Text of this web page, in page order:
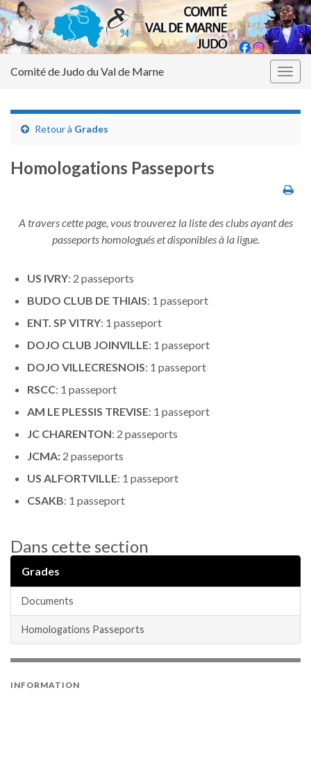
Comité de Judo du Val de Marne
Retour à Grades
Homologations Passeports
A travers cette page, vous trouverez la liste des clubs ayant des
passeports homologués et disponibles à la ligue.
US IVRY: 2 passeports
BUDO CLUB DE THIAIS: 1 passeport
ENT. SP VITRY: 1 passeport
DOJO CLUB JOINVILLE: 1 passeport
DOJO VILLECRESNOIS: 1 passeport
RSCC: 1 passeport
AM LE PLESSIS TREVISE: 1 passeport
JC CHARENTON: 2 passeports
JCMA: 2 passeports
US ALFORTVILLE: 1 passeport
CSAKB: 1 passeport
Dans cette section
Grades
Documents
Homologations Passeports
INFORMATION